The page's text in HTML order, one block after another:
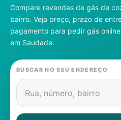
Cadastre-se
Gás
Contatos
Compare revendas de gás de
bairro. Veja preço, prazo de
pagamento para pedir gás
em Saudade.
BUSCAR NO SEU ENDEREÇO
Rua, número, bairro